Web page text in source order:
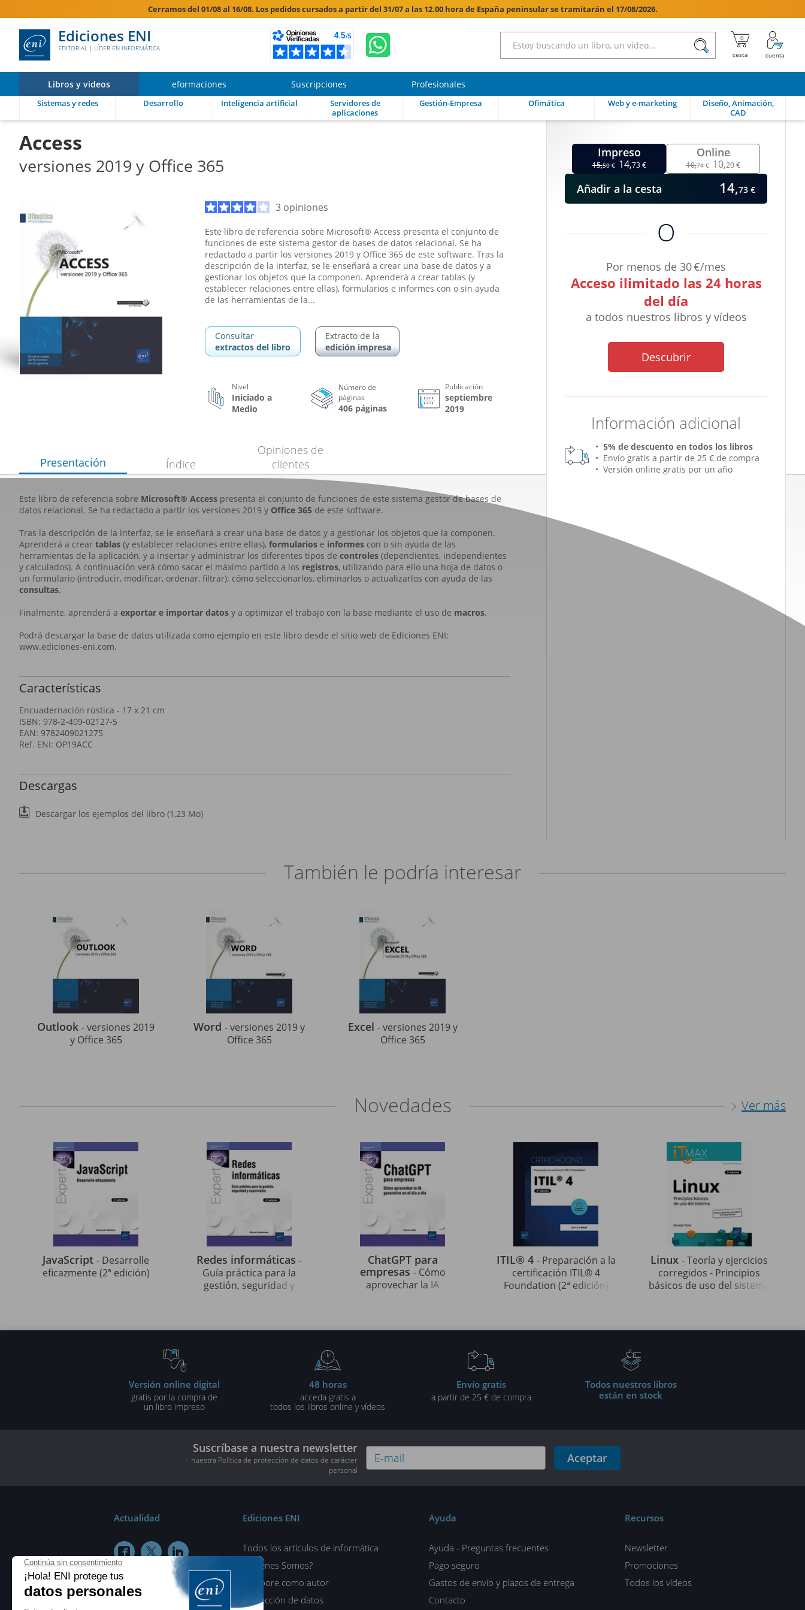
Cerramos del 01/08 al 16/08. Los pedidos cursados a partir del 31/07 a las 12.00 hora de España peninsular se tramitarán el 17/08/2026.
Ediciones ENI
EDITORIAL | LÍDER EN INFORMÁTICA 
Libros y videos eformaciones Suscripciones Profesionales
Sistemas y redes Desarrollo Inteligencia artificial
Servidores de
aplicaciones
Gestión-Empresa Ofimática Web y e-marketing
Diseño, Animación,
CAD
Access
versiones 2019 y Office 365
3 opiniones
Impreso
15,50 € 14,73 €
O
Por menos de 30 €/mes
Acceso ilimitado las 24 horas
del día
a todos nuestros libros y vídeos
Descubrir
Información adicional
5% de descuento en todos los libros
Envío gratis a partir de 25 € de compra
Versión online gratis por un año
Online
10,74 € 10,20 €
Añadir a la cesta 14,73 €
Este libro de referencia sobre Microsoft® Access presenta el conjunto de
funciones de este sistema gestor de bases de datos relacional. Se ha
redactado a partir los versiones 2019 y Office 365 de este software. Tras la
descripción de la interfaz, se le enseñará a crear una base de datos y a
gestionar los objetos que la componen. Aprenderá a crear tablas (y
establecer relaciones entre ellas), formularios e informes con o sin ayuda
de las herramientas de la...
Consultar
extractos del libro
Extracto de la
edición impresa
Nivel
Iniciado a
Medio
Número de
páginas
406 páginas
Publicación
septiembre
2019
Presentación
Este libro de referencia sobre Microsoft® Access presenta el conjunto de funciones de este sistema gestor de bases de
datos relacional. Se ha redactado a partir los versiones 2019 y Office 365 de este software.
Tras la descripción de la interfaz, se le enseñará a crear una base de datos y a gestionar los objetos que la componen.
Aprenderá a crear tablas (y establecer relaciones entre ellas), formularios e informes con o sin ayuda de las
herramientas de la aplicación, y a insertar y administrar los diferentes tipos de controles (dependientes, independientes
y calculados). A continuación verá cómo sacar el máximo partido a los registros, utilizando para ello una hoja de datos o
un formulario (introducir, modificar, ordenar, filtrar); cómo seleccionarlos, eliminarlos o actualizarlos con ayuda de las
consultas.
Finalmente, aprenderá a exportar e importar datos y a optimizar el trabajo con la base mediante el uso de macros.
Podrá descargar la base de datos utilizada como ejemplo en este libro desde el sitio web de Ediciones ENI:
www.ediciones-eni.com.
Características
Encuadernación rústica - 17 x 21 cm
ISBN: 978-2-409-02127-5
EAN: 9782409021275
Ref. ENI: OP19ACC
Descargas
Descargar los ejemplos del libro (1,23 Mo)
Índice
Opiniones de
clientes
También le podría interesar
Outlook - versiones 2019
y Office 365
Word - versiones 2019 y
Office 365
Excel - versiones 2019 y
Office 365
Novedades Ver más
JavaScript - Desarrolle
eficazmente (2ª edición)
Redes informáticas -
Guía práctica para la
gestión, seguridad y
ChatGPT para
empresas - Cómo
aprovechar la IA
ITIL® 4 - Preparación a la
certificación ITIL® 4
Foundation (2ª edición)
Linux - Teoría y ejercicios
corregidos - Principios
básicos de uso del sistema
Versión online digital
gratis por la compra de
un libro impreso
48 horas
acceda gratis a
todos los libros online y vídeos
Envío gratis
a partir de 25 € de compra
Todos nuestros libros
están en stock
Suscríbase a nuestra newsletter
nuestra Política de protección de datos de carácter
personal
Aceptar
Actualidad
  
Ediciones ENI
Todos los artículos de informática
¿Quiénes Somos?
Colabore como autor
Protección de datos
Ayuda
Ayuda - Preguntas frecuentes
Pago seguro
Gastos de envío y plazos de entrega
Contacto
Recursos
Newsletter
Promociones
Todos los vídeos